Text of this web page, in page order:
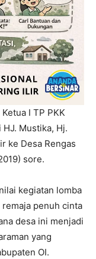
Ketua I TP PKK
Mustika, Hj.
ke Desa Rengas
sore.
kegiatan lomba
penuh cinta
desa ini menjadi
yang
OI.